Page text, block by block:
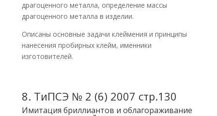
драгоценного металла, определение массы
драгоценного металла в изделии.
Описаны основные задачи клеймения и принципы
нанесения пробирных клейм, именники
изготовителей.
8. ТиПСЭ № 2 (6) 2007 стр.130
Имитация бриллиантов и облагораживание